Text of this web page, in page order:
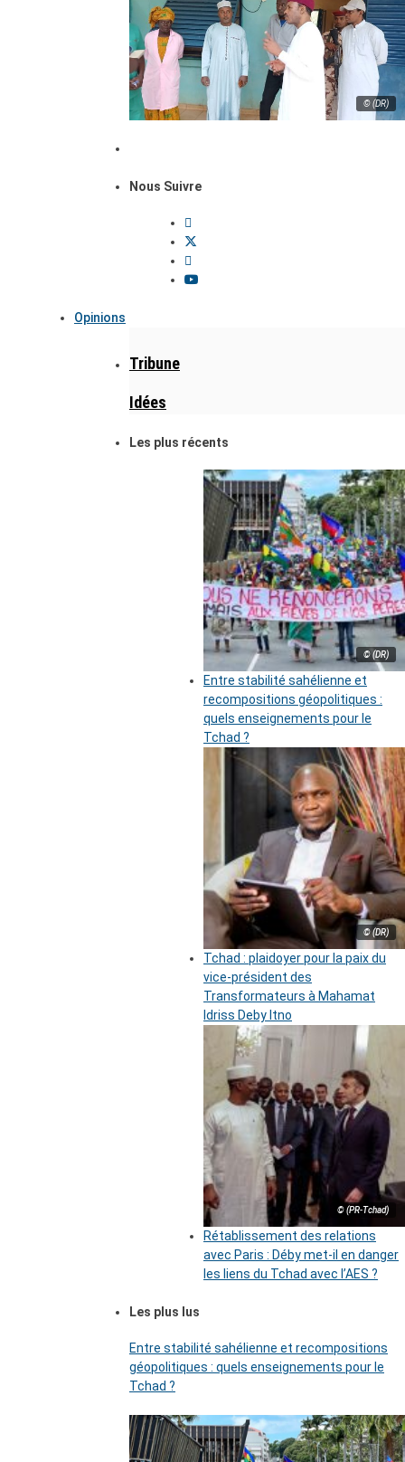
© (DR)
Nous Suivre
Opinions
Tribune
Idées
Les plus récents
© (DR)
Entre stabilité sahélienne et
recompositions géopolitiques :
quels enseignements pour le
Tchad ?
© (DR)
Tchad : plaidoyer pour la paix du
vice-président des
Transformateurs à Mahamat
Idriss Deby Itno
© (PR-Tchad)
Rétablissement des relations
avec Paris : Déby met-il en danger
les liens du Tchad avec l’AES ?
Les plus lus
Entre stabilité sahélienne et recompositions
géopolitiques : quels enseignements pour le
Tchad ?